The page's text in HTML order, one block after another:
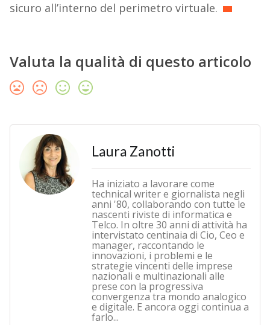
sicuro all’interno del perimetro virtuale.
Valuta la qualità di questo articolo
Laura Zanotti
Ha iniziato a lavorare come
technical writer e giornalista negli
anni '80, collaborando con tutte le
nascenti riviste di informatica e
Telco. In oltre 30 anni di attività ha
intervistato centinaia di Cio, Ceo e
manager, raccontando le
innovazioni, i problemi e le
strategie vincenti delle imprese
nazionali e multinazionali alle
prese con la progressiva
convergenza tra mondo analogico
e digitale. E ancora oggi continua a
farlo...